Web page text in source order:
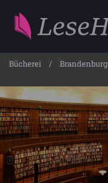
Bücherei Brandenburg